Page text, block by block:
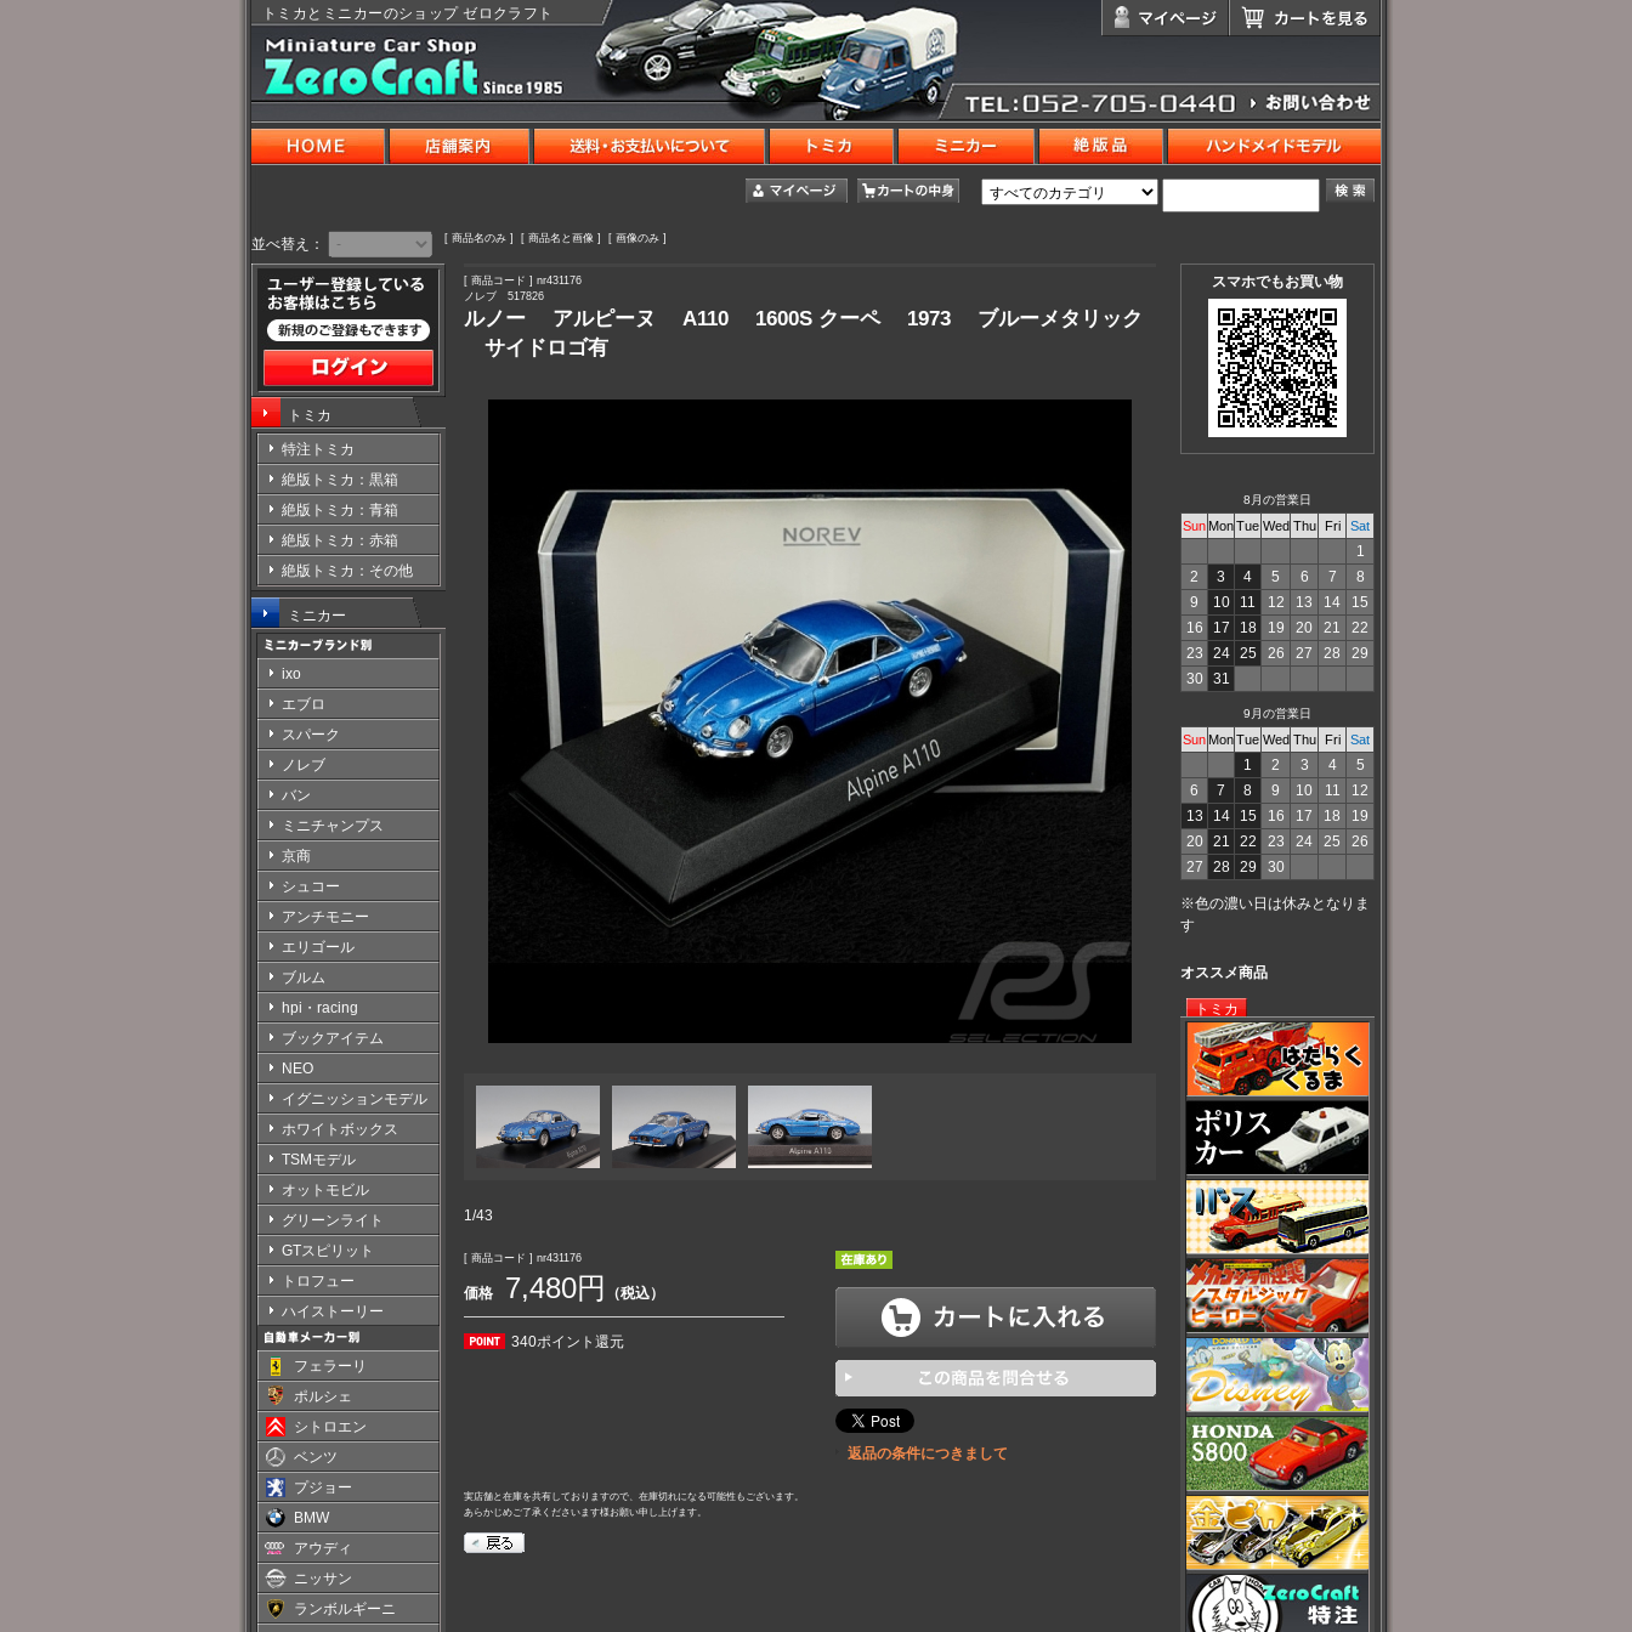
トミカとミニカーのショップ ゼロクラフト
並べ替え： [ 商品名のみ ] [ 商品名と画像 ] [ 画像のみ ]
[ 商品コード ] nr431176
ノレブ 517826
ルノー アルピーヌ A110 1600S クーペ 1973 ブルーメタリック
サイドロゴ有
1/43
[ 商品コード ] nr431176
価格 7,480円 （税込）
340ポイント還元
返品の条件につきまして
実店舗と在庫を共有しておりますので、在庫切れになる可能性もございます。
あらかじめご了承くださいます様お願い申し上げます。
トミカ
特注トミカ
絶版トミカ：黒箱
絶版トミカ：青箱
絶版トミカ：赤箱
絶版トミカ：その他
ミニカー
ixo
エブロ
スパーク
ノレブ
バン
ミニチャンプス
京商
シュコー
アンチモニー
エリゴール
ブルム
hpi・racing
ブックアイテム
NEO
イグニッションモデル
ホワイトボックス
TSMモデル
オットモビル
グリーンライト
GTスピリット
トロフュー
ハイストーリー
フェラーリ
ポルシェ
シトロエン
ベンツ
プジョー
BMW
アウディ
ニッサン
ランボルギーニ
スマホでもお買い物
8月の営業日
Sun MonTue Wed Thu Fri Sat
1
2
3 4 5 6 7
8
9
10 11 12 13 14
15
16
17 18 19 20 21
22
23
24 25 26 27 28
29
30
31
9月の営業日
Sun MonTue Wed Thu Fri Sat
1 2 3 4
5
6
7 8 9 10 11
12
13
14 15 16 17 18
19
20
21 22 23 24 25
26
27
28 29 30
※色の濃い日は休みとなりま
す
オススメ商品
トミカ